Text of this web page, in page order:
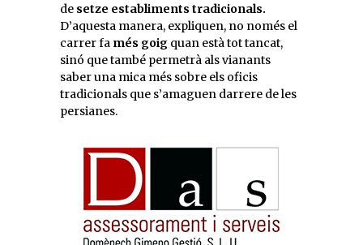
de setze establiments tradicionals.
D’aquesta manera, expliquen, no només el
carrer fa més goig quan està tot tancat,
sinó que també permetrà als vianants
saber una mica més sobre els oficis
tradicionals que s’amaguen darrere de les
persianes.